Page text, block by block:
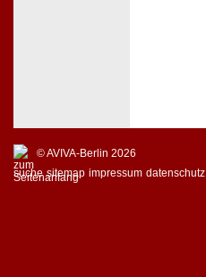
© AVIVA-Berlin 2026
suche sitemap impressum datenschutz